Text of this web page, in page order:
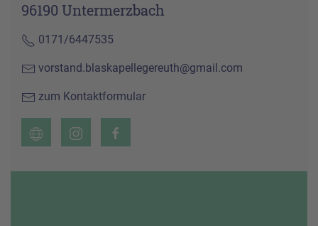
96190 Untermerzbach
0171/6447535
vorstand.blaskapellegereuth@gmail.com
zum Kontaktformular